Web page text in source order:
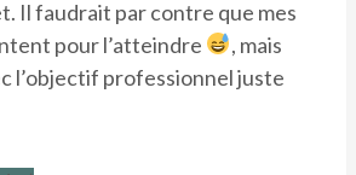
Il faudrait par contre que mes
pour l’atteindre
, mais
l’objectif professionnel juste